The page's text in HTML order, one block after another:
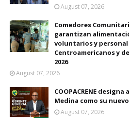
August 07, 2026
Comedores
garantizan
voluntarios y personal
Centroamericanos y
2026
August 07, 2026
COOPACRENE designa
Medina como su
August 07, 2026